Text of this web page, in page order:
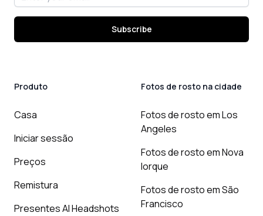
Subscribe
Produto
Casa
Iniciar sessão
Preços
Remistura
Presentes AI Headshots
Fotos de rosto na cidade
Fotos de rosto em Los
Angeles
Fotos de rosto em Nova
Iorque
Fotos de rosto em São
Francisco